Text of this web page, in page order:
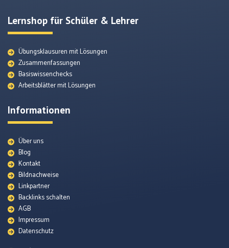
Lexikon
Themenunterseiten
Lernshop für Schüler & Lehrer
Übungsklausuren mit Lösungen
Zusammenfassungen
Basiswissenchecks
Arbeitsblätter mit Lösungen
Informationen
Über uns
Blog
Kontakt
Bildnachweise
Linkpartner
Backlinks schalten
AGB
Impressum
Datenschutz